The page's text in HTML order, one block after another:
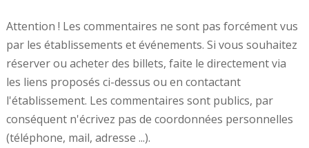
Attention ! Les commentaires ne sont pas forcément vus
par les établissements et événements. Si vous souhaitez
réserver ou acheter des billets, faite le directement via
les liens proposés ci-dessus ou en contactant
l'établissement. Les commentaires sont publics, par
conséquent n'écrivez pas de coordonnées personnelles
(téléphone, mail, adresse ...).